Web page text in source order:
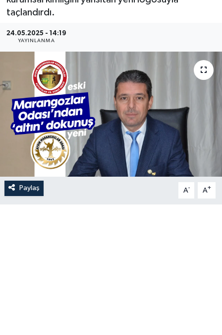
taçlandırdı.
24.05.2025 - 14:19
YAYINLANMA
Paylaş A- A+
Eğitim
Kültür Sanat
Tüm Manşetler
Son Dakika Haberleri
Haber Arşivi